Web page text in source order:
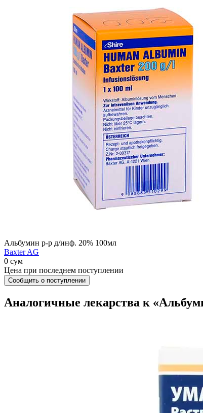
Альбумин р-р д/инф. 20% 100мл
Baxter AG
0 сум
Цена при последнем поступлении
Сообщить о поступлении
Аналогичные лекарства к